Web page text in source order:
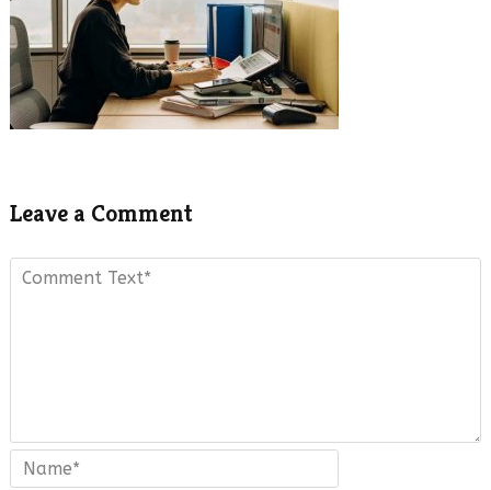
Leave a Comment